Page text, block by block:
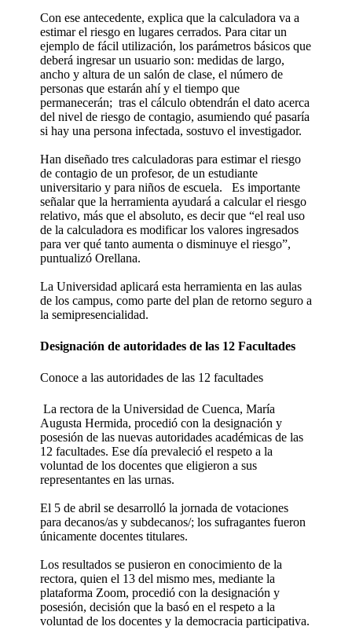
Con ese antecedente, explica que la calculadora va a
estimar el riesgo en lugares cerrados. Para citar un
ejemplo de fácil utilización, los parámetros básicos que
deberá ingresar un usuario son: medidas de largo,
ancho y altura de un salón de clase, el número de
personas que estarán ahí y el tiempo que
permanecerán; tras el cálculo obtendrán el dato acerca
del nivel de riesgo de contagio, asumiendo qué pasaría
si hay una persona infectada, sostuvo el investigador.
Han diseñado tres calculadoras para estimar el riesgo
de contagio de un profesor, de un estudiante
universitario y para niños de escuela. Es importante
señalar que la herramienta ayudará a calcular el riesgo
relativo, más que el absoluto, es decir que “el real uso
de la calculadora es modificar los valores ingresados
para ver qué tanto aumenta o disminuye el riesgo”,
puntualizó Orellana.
La Universidad aplicará esta herramienta en las aulas
de los campus, como parte del plan de retorno seguro a
la semipresencialidad.
Designación de autoridades de las 12 Facultades
Conoce a las autoridades de las 12 facultades
La rectora de la Universidad de Cuenca, María
Augusta Hermida, procedió con la designación y
posesión de las nuevas autoridades académicas de las
12 facultades. Ese día prevaleció el respeto a la
voluntad de los docentes que eligieron a sus
representantes en las urnas.
El 5 de abril se desarrolló la jornada de votaciones
para decanos/as y subdecanos/; los sufragantes fueron
únicamente docentes titulares.
Los resultados se pusieron en conocimiento de la
rectora, quien el 13 del mismo mes, mediante la
plataforma Zoom, procedió con la designación y
posesión, decisión que la basó en el respeto a la
voluntad de los docentes y la democracia participativa.